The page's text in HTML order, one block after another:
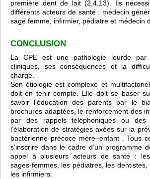
première dent de lait (2,4,13). Ils
différents acteurs de santé : médecin
sage femme, infirmier, pédiatre et médecin
CONCLUSION
La CPE est une pathologie lourde par
cliniques, ses conséquences et la
charge.
Son étiologie est complexe et
doit en tenir compte. Elle doit se baser
savoir l’éducation des parents par le
brochures adaptées, le renforcement des
par des rappels téléphoniques ou des
l’élaboration de stratégies axées sur la
bactérienne précoce mère–enfant . Tous
s’inscrire dans le cadre d’un programme
appel à plusieurs acteurs de santé :
sages-femmes, les pédiatres, les
les infirmiers.